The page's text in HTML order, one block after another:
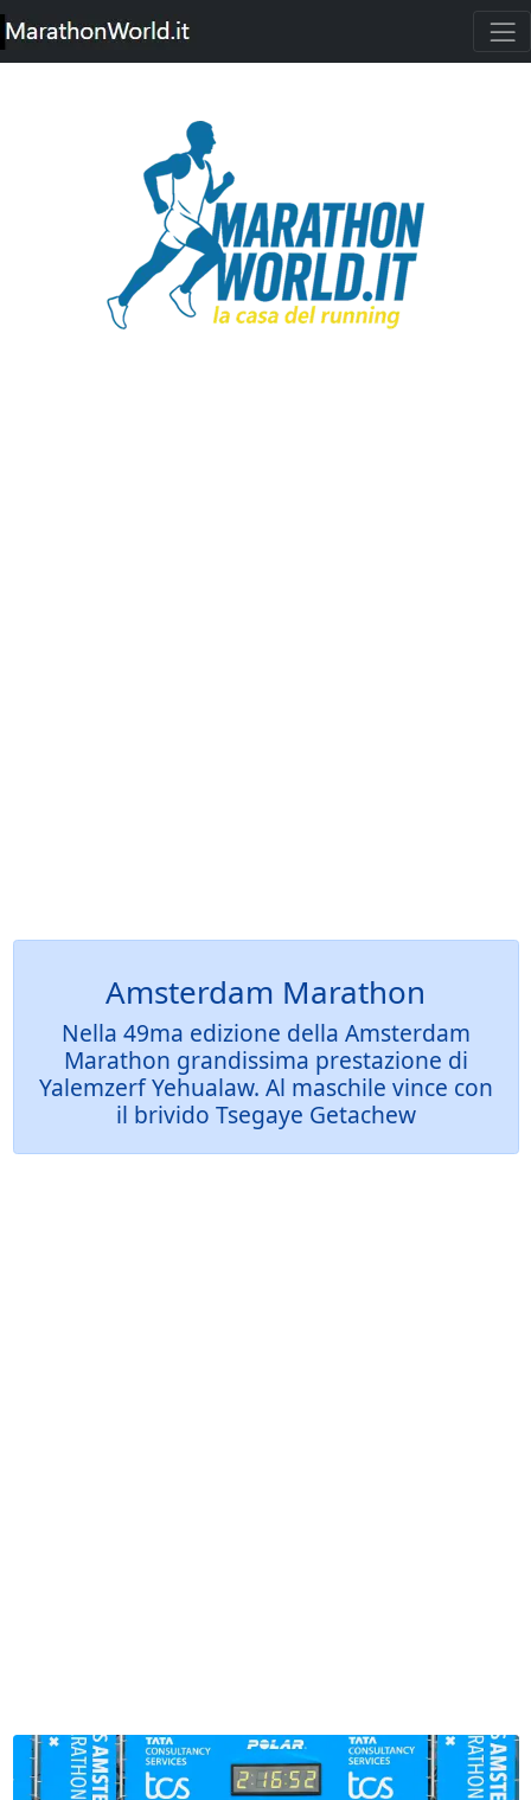
Amsterdam Marathon
Nella 49ma edizione della Amsterdam
Marathon grandissima prestazione di
Yalemzerf Yehualaw. Al maschile vince con
il brivido Tsegaye Getachew